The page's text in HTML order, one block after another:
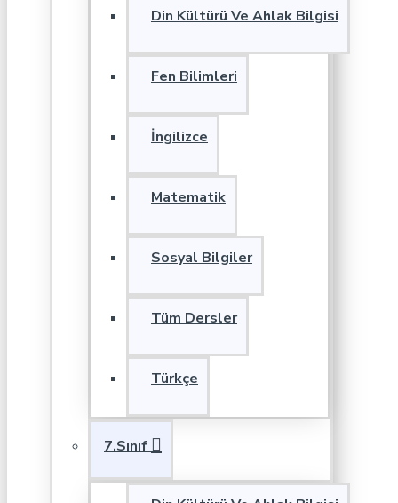
Din Kültürü Ve Ahlak Bilgisi
Fen Bilimleri
İngilizce
Matematik
Sosyal Bilgiler
Tüm Dersler
Türkçe
7.Sınıf